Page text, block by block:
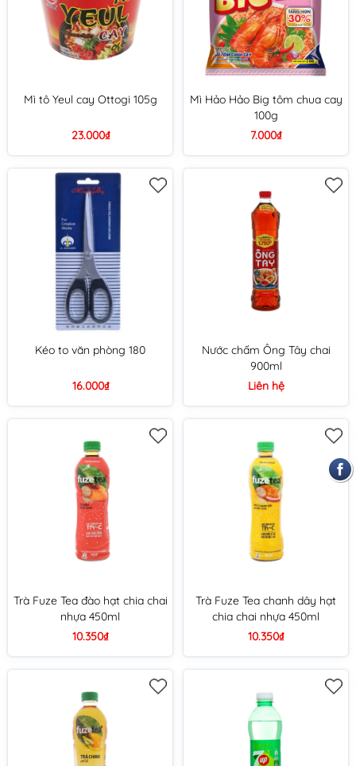
Mì tô Yeul cay Ottogi 105g
23.000₫
Mì Hảo Hảo Big tôm chua cay
100g
7.000₫
Kéo to văn phòng 180
16.000₫
Nước chấm Ông Tây chai
900ml
Liên hệ
Trà Fuze Tea đào hạt chia chai
nhựa 450ml
10.350₫
Trà Fuze Tea chanh dây hạt
chia chai nhựa 450ml
10.350₫